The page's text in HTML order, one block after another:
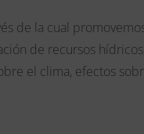
de la cual
de recursos
el clima, efectos